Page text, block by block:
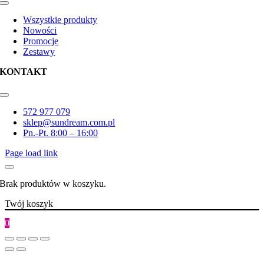
Toggle
NavigationWszystkie produkty
Nowości
Promocje
Zestawy
KONTAKT
Toggle
Navigation572 977 079
sklep@sundream.com.pl
Pn.-Pt. 8:00 – 16:00
Page load link
Brak produktów w koszyku.
Twój koszyk
0